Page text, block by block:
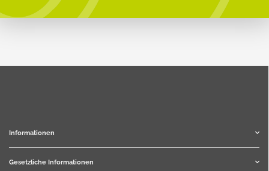
Informationen
Gesetzliche Informationen